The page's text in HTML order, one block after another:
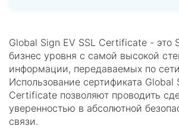
Global Sign EV SSL Certificate - это
бизнес уровня с самой высокой
информации, передаваемых по
Использование сертификата Global
Certificate позволяют проводить
уверенностью в абсолютной
связи.